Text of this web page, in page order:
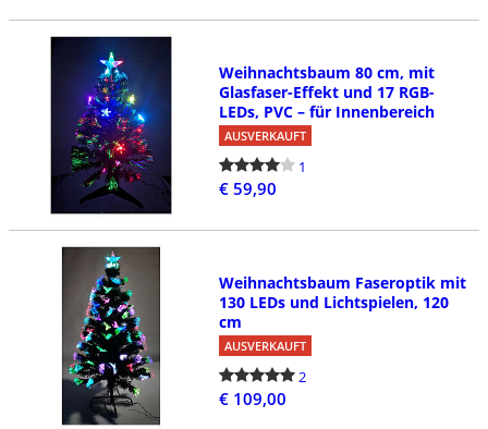
Weihnachtsbaum 80 cm, mit
Glasfaser-Effekt und 17 RGB-
LEDs, PVC – für Innenbereich
AUSVERKAUFT
1
€ 59,90
Weihnachtsbaum Faseroptik mit
130 LEDs und Lichtspielen, 120
cm
AUSVERKAUFT
2
€ 109,00